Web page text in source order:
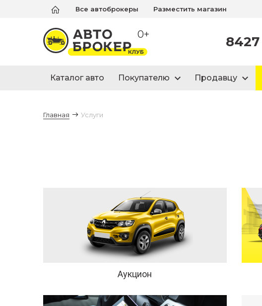
Все автоброкеры Разместить магазин
0+ 8427
Каталог авто Покупателю Продавцу
Главная Услуги
Аукцион